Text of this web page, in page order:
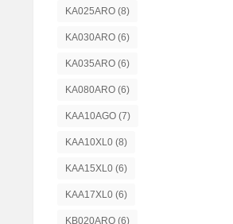
KA025ARO (8)
KA030ARO (6)
KA035ARO (6)
KA080ARO (6)
KAA10AGO (7)
KAA10XL0 (8)
KAA15XL0 (6)
KAA17XL0 (6)
KB020ARO (6)